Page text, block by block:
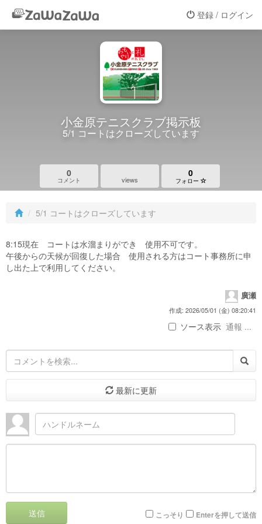
登録 / ログイン
小金原テニスクラブ掲示板
5/1 コートはクローズしています
0
コメント views
0
フォロー
5/1 コートはクローズしています
8:15現在 コートは水溜まりができ 使用不可です。
午後からの天候が回復した場合 使用される方はコート事務所に申
し出た上で利用してください。
廣瀬
作成: 2026/05/01 (金) 08:20:41
ソース表示 通報 ...
最新に更新
送信 こっそり Enterを押して送信